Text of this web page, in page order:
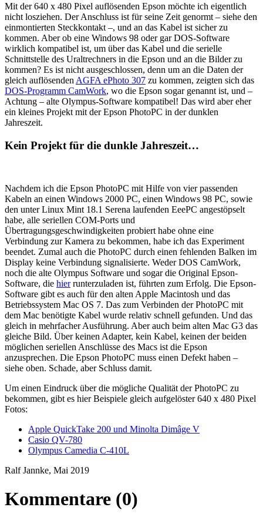
Mit der 640 x 480 Pixel auflösenden Epson möchte ich eigentlich
nicht losziehen. Der Anschluss ist für seine Zeit genormt – siehe den
einmontierten Steckkontakt –, und an das Kabel ist sicher zu
kommen. Aber ob eine Windows 98 oder gar DOS-Software
wirklich kompatibel ist, um über das Kabel und die serielle
Schnittstelle des Uraltrechners in die Epson und an die Bilder zu
kommen? Es ist nicht ausgeschlossen, denn um an die Daten der
gleich auflösenden AGFA ePhoto 307 zu kommen, zeigten sich das
DOS-Programm CamWork, wo die Epson sogar genannt ist, und –
Achtung – alte Olympus-Software kompatibel! Das wird aber eher
ein kleines Projekt mit der Epson PhotoPC in der dunklen
Jahreszeit.
Kein Projekt für die dunkle Jahreszeit…
Nachdem ich die Epson PhotoPC mit Hilfe von vier passenden
Kabeln an einen Windows 2000 PC, einen Windows 98 PC, sowie
den unter Linux Mint 18.1 Serena laufenden EeePC angestöpselt
habe, alle seriellen COM-Ports und
Übertragungsgeschwindigkeiten probiert habe ohne eine
Verbindung zur Kamera zu bekommen, habe ich das Experiment
beendet. Zumal auch die PhotoPC durch einen fehlenden Balken im
Display keine Verbindung signalisierte. Weder DOS CamWork,
noch die alte Olympus Software und sogar die Original Epson-
Software, die hierrunterzuladen ist, führten zum Erfolg. Die Epson-
Software gibt es auch für den alten Apple Macintosh und das
Betriebssystem Mac OS 7. Das zum Verbinden der PhotoPC mit
dem Mac benötigte Kabel wurde relativ schnell gefunden. Und das
gleich in mehrfacher Ausführung. Aber auch beim alten Mac G3 das
gleiche Bild. Über keinen Adapter, kein Kabel, keinen der beiden
möglichen seriellen Anschlüsse des Macs ist die Epson
anzusprechen. Die Epson PhotoPC muss einen Defekt haben –
siehe oben. Schade, aber Schluss damit.
Um einen Eindruck über die mögliche Qualität der PhotoPC zu
bekommen, gibt es hier Beispiele gleich aufgelöster 640 x 480 Pixel
Fotos:
Apple QuickTake 200 und Minolta Dimâge V
Casio QV-780
Olympus Camedia C-410L
Ralf Jannke, Mai 2019
Kommentare (0)